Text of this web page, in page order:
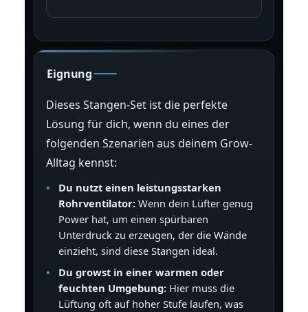
Eignung
Dieses Stangen-Set ist die perfekte
Lösung für dich, wenn du eines der
folgenden Szenarien aus deinem Grow-
Alltag kennst:
Du nutzt einen leistungsstarken
Rohrventilator:Wenn dein Lüfter genug
Power hat, um einen spürbaren
Unterdruck zu erzeugen, der die Wände
einzieht, sind diese Stangen ideal.
Du growst in einer warmen oder
feuchten Umgebung:Hier muss die
Lüftung oft auf hoher Stufe laufen, was